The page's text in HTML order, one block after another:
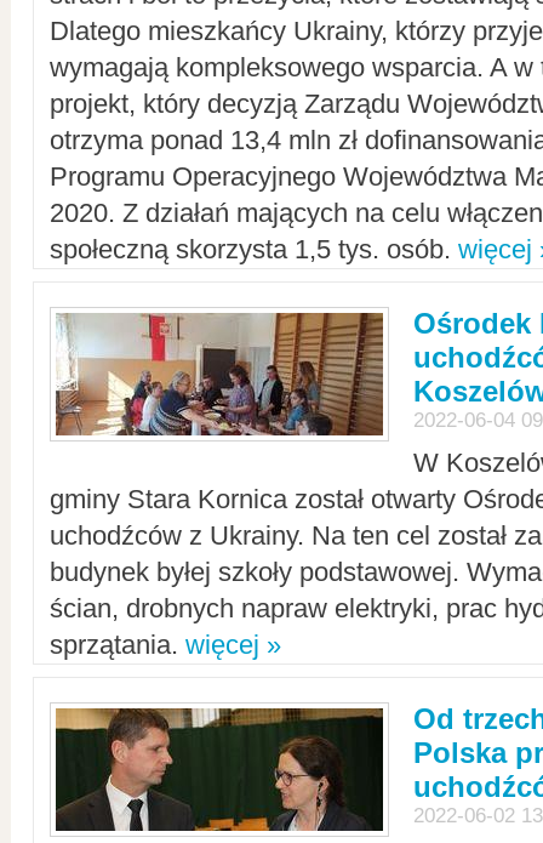
Dlatego mieszkańcy Ukrainy, którzy
wymagają kompleksowego wsparcia. A w
projekt, który decyzją Zarządu
otrzyma ponad 13,4 mln zł
Programu Operacyjnego Województwa
2020. Z działań mających na celu
społeczną skorzysta 1,5 tys. osób. więcej
Ośrodek
2022-06-04
W
gminy Stara Kornica został otwarty
uchodźców z Ukrainy. Na ten cel został
budynek byłej szkoły podstawowej.
ścian, drobnych napraw elektryki, prac
sprzątania. więcej »
Od
Polska
2022-06-02